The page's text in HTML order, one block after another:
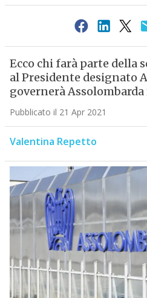
Ecco chi farà parte della
al Presidente designato
governerà
Pubblicato il 21 Apr 2021
Valentina Repetto